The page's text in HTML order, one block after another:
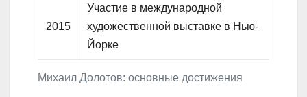
Михаил Долотов: основные достижения
2015
Участие в международной
художественной выставке в Нью-
Йорке